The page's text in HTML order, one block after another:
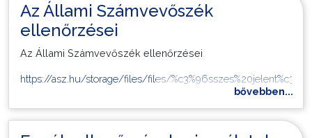
Az Állami Számvevőszék
ellenőrzései
Az Állami Számvevőszék ellenőrzései
https://asz.hu/storage/files/files/
bővebben...